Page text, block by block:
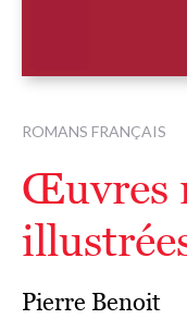
ROMANS FRANÇAIS
Œuvres
Pierre Benoit